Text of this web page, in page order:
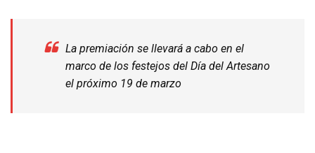
La premiación se llevará a cabo en el
marco de los festejos del Día del Artesano
el próximo 19 de marzo